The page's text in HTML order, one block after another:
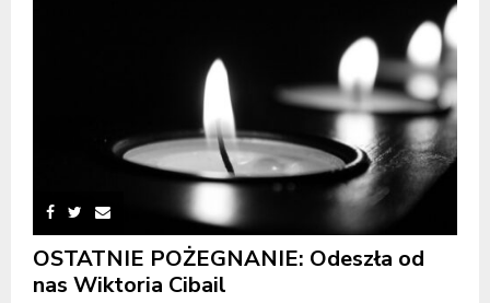
OSTATNIE POŻEGNANIE: Odeszła od
nas Wiktoria Cibail